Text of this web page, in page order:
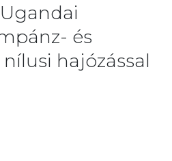
és
hajózással